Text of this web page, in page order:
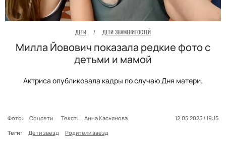
ДЕТИ / ДЕТИ ЗНАМЕНИТОСТЕЙ
Милла Йовович показала редкие фото с
детьми и мамой
Актриса опубликовала кадры по случаю Дня матери.
Фото: Соцсети Текст: Анна Касьянова
12.05.2025 / 19:15
Теги:
Дети звезд Родители звезд